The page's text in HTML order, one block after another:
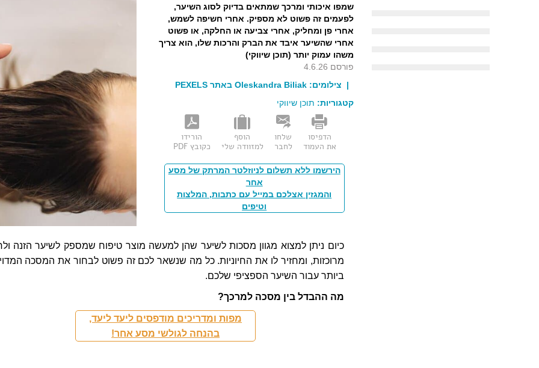
שמפו איכותי ומרכך שמתאים בדיוק לסוג השיער,
לפעמים זה פשוט לא מספיק. אחרי חשיפה לשמש,
אחרי פן ומחליק, אחרי צביעה או החלקה, או פשוט
אחרי שהשיער איבד את הברק והרכות שלו, הוא צריך
משהו עמוק יותר (תוכן שיווקי)
פורסם 4.6.26
| צילומים: Oleskandra Biliak באתר PEXELS
קטגוריות: תוכן שיווקי
הדפיסו
את העמוד
שלחו
לחבר
הוסף
למזוודה שלי
הורידו
כקובץ PDF
הירשמו ללא תשלום לניוזלטר המרתק של מסע
אחר
והמגזין אצלכם במייל עם כתבות, המלצות
וטיפים
כיום ניתן למצוא מגוון מסכות לשיער שהן למעשה מוצר טיפוח שמספק לשיער הזנה
מרוכזות, ומחזיר לו את החיוניות. כל מה שנשאר לכם זה פשוט לבחור את המסכה
ביותר עבור השיער הספציפי שלכם.
מה ההבדל בין מסכה למרכך?
מפות ומדריכים מודפסים ליעד ליעד,
בהנחה לגולשי מסע אחר!